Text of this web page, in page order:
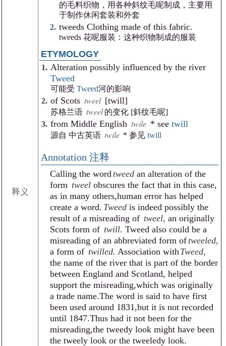
释义
的毛料织物，用各种斜纹毛呢制成，主要用
于制作休闲套装和外套
tweeds Clothing made of this fabric.
tweeds 花呢服装：这种织物制成的服装
ETYMOLOGY
Alteration possibly influenced by the river
Tweed
可能受Tweed河的影响
of Scots tweel [twill]
苏格兰语 tweel 的变化 [斜纹毛呢]
from Middle English twile * see twill
源自 中古英语 twile * 参见 twill
注释
Calling the word tweedan alteration of the
form tweelobscures the fact that in this case,
as in many others,human error has helped
create a word. Tweedis indeed possibly the
result of a misreading of tweel, an originally
Scots form of twill. Tweed also could be a
misreading of an abbreviated form of tweeled,
a form of twilled. Association with Tweed,
the name of the river that is part of the border
between England and Scotland, helped
support the misreading,which was originally
a trade name.The word is said to have first
been used around 1831,but it is not recorded
until 1847.Thus had it not been for the
misreading,the tweedy look might have been
the tweely look or the tweeledy look.